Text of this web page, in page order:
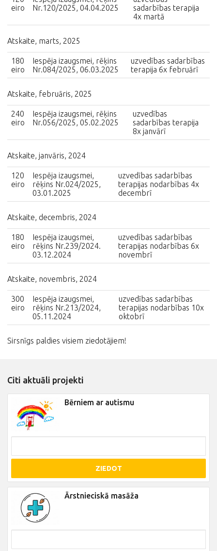
eiro
Nr.120/2025, 04.04.2025
sadarbības terapija
4x martā
Atskaite, marts, 2025
180
eiro
Iespēja izaugsmei, rēķins
Nr.084/2025, 06.03.2025
uzvedības sadarbības
terapija 6x februārī
Atskaite, februāris, 2025
240
eiro
Iespēja izaugsmei, rēķins
Nr.056/2025, 05.02.2025
uzvedības
sadarbības terapija
8x janvārī
Atskaite, janvāris, 2024
120
eiro
Iespēja izaugsmei,
rēķins Nr.024/2025,
03.01.2025
uzvedības sadarbības
terapijas nodarbības 4x
decembrī
Atskaite, decembris, 2024
180
eiro
Iespēja izaugsmei,
rēķins Nr.239/2024.
03.12.2024
uzvedības sadarbības
terapijas nodarbības 6x
novembrī
Atskaite, novembris, 2024
300
eiro
Iespēja izaugsmei,
rēķins Nr.213/2024,
05.11.2024
uzvedības sadarbības
terapijas nodarbības 10x
oktobrī
Sirsnīgs paldies visiem ziedotājiem!
Citi aktuāli projekti
Bērniem ar autismu
ZIEDOT
Ārstnieciskā masāža